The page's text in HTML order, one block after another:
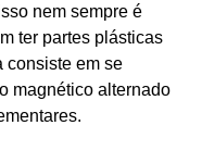
nem sempre é
ter partes plásticas
consiste em se
magnético alternado